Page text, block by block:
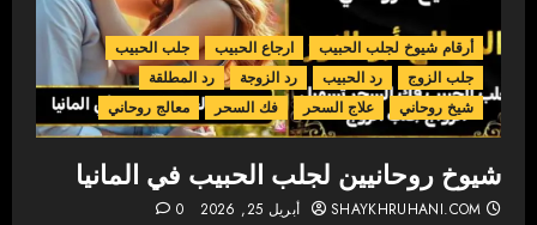
أرقام شيوخ لجلب الحبيب ارجاع الحبيب
جلب الحبيب
جلب الزوج
رد الحبيب رد الزوجة
رد المطلقة
شيخ روحاني
علاج السحر فك السحر معالج روحاني
شيوخ روحانيين لجلب الحبيب في المانيا
SHAYKHRUHANI.COM أبريل 25, 2026 0